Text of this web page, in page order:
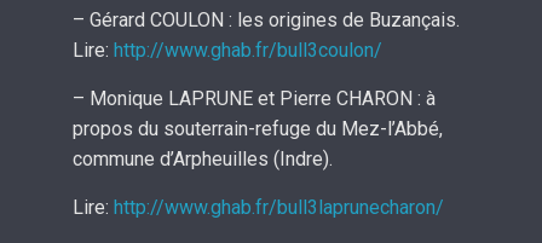
– Gérard COULON : les origines de Buzançais.
Lire: http://www.ghab.fr/bull3coulon/
– Monique LAPRUNE et Pierre CHARON : à
propos du souterrain-refuge du Mez-l’Abbé,
commune d’Arpheuilles (Indre).
Lire: http://www.ghab.fr/bull3laprunecharon/